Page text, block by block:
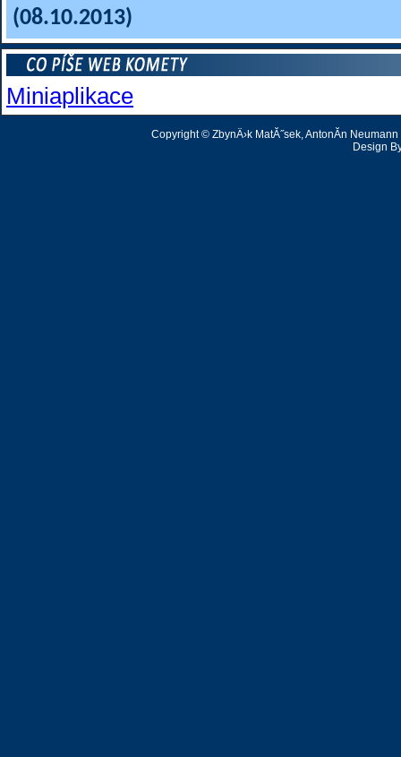
(08.10.2013)
Miniaplikace
Copyright © ZbynÄ›k MatĂ˝sek, AntonĂ­n
Design